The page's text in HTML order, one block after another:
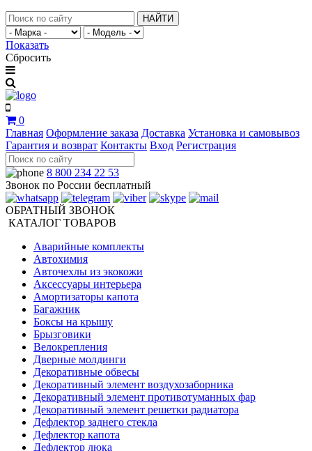
НАЙТИ
Показать
Сбросить
0
Главная Оформление заказа Доставка Установка и самовывоз
Гарантия и возврат Контакты Вход Регистрация
8 800 234 22 53
Звонок по России бесплатный
ОБРАТНЫЙ ЗВОНОК
КАТАЛОГ ТОВАРОВ
Аварийные комплекты
Автохимия
Авточехлы из экокожи
Аксессуары интерьера
Амортизаторы капота
Багажник
Боксы на крышу
Брызговики
Велокрепления
Дверные молдинги
Декоративные обвесы
Декоративный элемент воздухозаборника
Декоративный элемент противотуманных фар
Декоративный элемент решетки радиатора
Дефлектор заднего стекла
Дефлектор капота
Дефлектор люка